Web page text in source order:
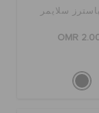
سلايمر
OMR